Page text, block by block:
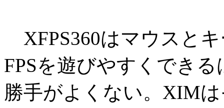
XFPS360はマウスと
FPSを遊びやすくでき
勝手がよくない。XIM